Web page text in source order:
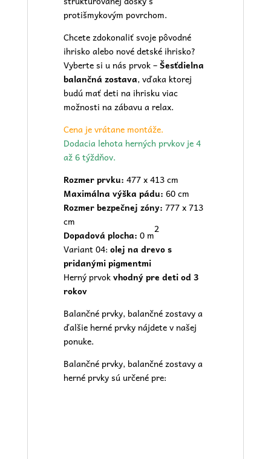
protišmykovým povrchom.
Chcete zdokonaliť svoje pôvodné
ihrisko alebo novédetské ihrisko?
Vyberte si u nás prvok –Šesťdielna
balančná zostava, vďaka ktorej
budú mať deti na ihrisku viac
možnosti na zábavu a relax.
Cena je vrátane montáže.
Dodacia lehota herných prvkov je 4
až 6 týždňov.
Rozmer prvku: 477 x 413 cm
Maximálna výška pádu: 60 cm
Rozmer bezpečnej zóny: 777 x 713
cm
Dopadová plocha: 0 m
2
Variant 04:olej na drevo s
pridanými pigmentmi
Herný prvokvhodný pre deti od 3
rokov
Balančné prvky, balančné zostavy a
ďalšie herné prvky nájdete v našej
ponuke.
Balančné prvky, balančné zostavy a
herné prvky sú určené pre: